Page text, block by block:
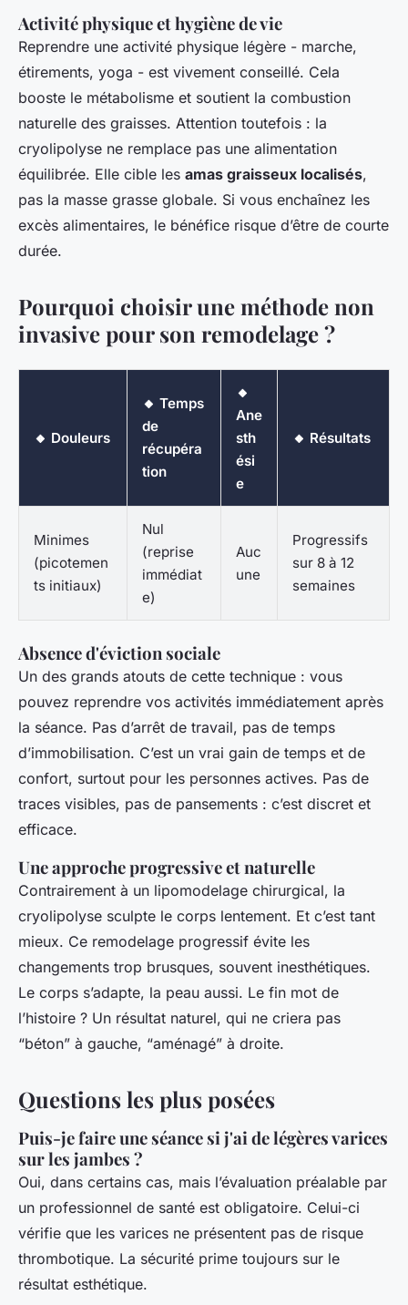
Activité physique et hygiène de vie
Reprendre une activité physique légère - marche,
étirements, yoga - est vivement conseillé. Cela
booste le métabolisme et soutient la combustion
naturelle des graisses. Attention toutefois : la
cryolipolyse ne remplace pas une alimentation
équilibrée. Elle cible les amas graisseux localisés,
pas la masse grasse globale. Si vous enchaînez les
excès alimentaires, le bénéfice risque d’être de courte
durée.
Pourquoi choisir une méthode non
invasive pour son remodelage ?
🔸 Douleurs
🔸 Temps
de
récupéra
tion
🔸
Ane
sth
ési
e
🔸 Résultats
Minimes
(picotemen
ts initiaux)
Nul
(reprise
immédiat
e)
Auc
une
Progressifs
sur 8 à 12
semaines
Absence d'éviction sociale
Un des grands atouts de cette technique : vous
pouvez reprendre vos activités immédiatement après
la séance. Pas d’arrêt de travail, pas de temps
d’immobilisation. C’est un vrai gain de temps et de
confort, surtout pour les personnes actives. Pas de
traces visibles, pas de pansements : c’est discret et
efficace.
Une approche progressive et naturelle
Contrairement à un lipomodelage chirurgical, la
cryolipolyse sculpte le corps lentement. Et c’est tant
mieux. Ce remodelage progressif évite les
changements trop brusques, souvent inesthétiques.
Le corps s’adapte, la peau aussi. Le fin mot de
l’histoire ? Un résultat naturel, qui ne criera pas
“béton” à gauche, “aménagé” à droite.
Questions les plus posées
Puis-je faire une séance si j'ai de légères varices
sur les jambes ?
Oui, dans certains cas, mais l’évaluation préalable par
un professionnel de santé est obligatoire. Celui-ci
vérifie que les varices ne présentent pas de risque
thrombotique. La sécurité prime toujours sur le
résultat esthétique.